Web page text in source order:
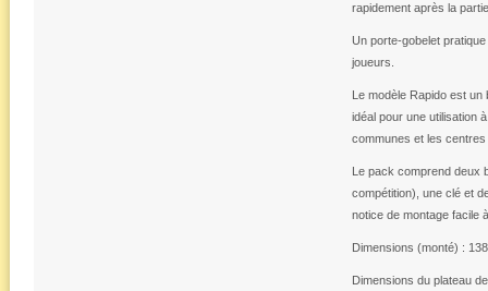
rapidement après la
Un porte-gobelet
joueurs.
Le modèle Rapido est
idéal pour une utilisation
communes et les
Le pack comprend deux
compétition), une clé et
notice de montage facile
Dimensions (monté) :
Dimensions du plateau